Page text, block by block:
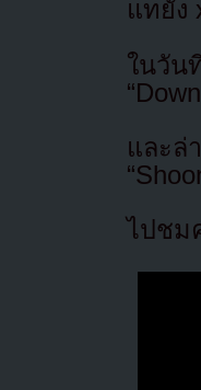
แทยัง
ในวัน
และ
ไปชม